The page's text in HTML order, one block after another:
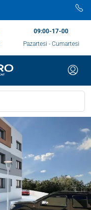
09:00-17-00
Pazartesi - Cumartesi